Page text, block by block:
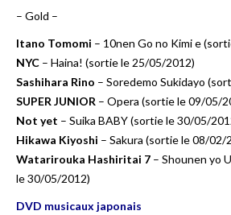
– Gold –
Itano Tomomi – 10nen Go no Kimi e
NYC – Haina! (sortie le 25/05/2012)
Sashihara Rino – Soredemo Sukidayo
SUPER JUNIOR – Opera (sortie le 09/05/
Not yet – Suika BABY (sortie le 30/05/
Hikawa Kiyoshi – Sakura (sortie le 08/02/
Watarirouka Hashiritai 7 – Shounen yo
le 30/05/2012)
DVD musicaux japonais